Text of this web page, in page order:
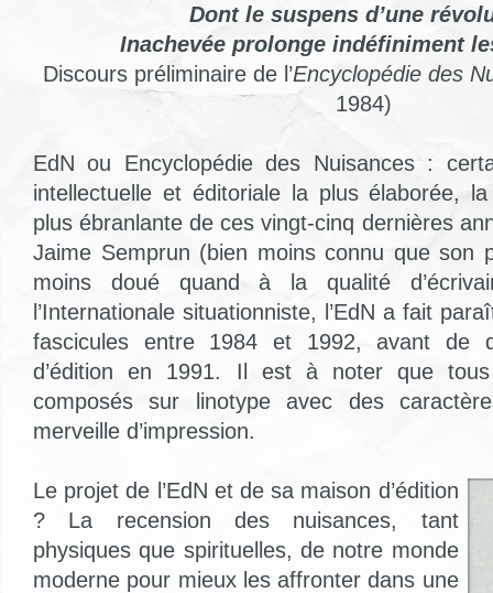
Dont le suspens d’une
Inachevée prolonge indéfiniment
Discours préliminaire de l’Encyclopédie des
1984)
EdN ou Encyclopédie des Nuisances :
intellectuelle et éditoriale la plus élaborée,
plus ébranlante de ces vingt-cinq dernières
Jaime Semprun (bien moins connu que son
moins doué quand à la qualité
l’Internationale situationniste, l’EdN a fait
fascicules entre 1984 et 1992, avant de
d’édition en 1991. Il est à noter que
composés sur linotype avec des
merveille d’impression.
Le projet de l’EdN et de sa maison d’édition
? La recension des nuisances, tant
physiques que spirituelles, de notre monde
moderne pour mieux les affronter dans une